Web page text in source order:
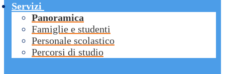
Servizi
Panoramica
Famiglie e studenti
Personale scolastico
Percorsi di studio